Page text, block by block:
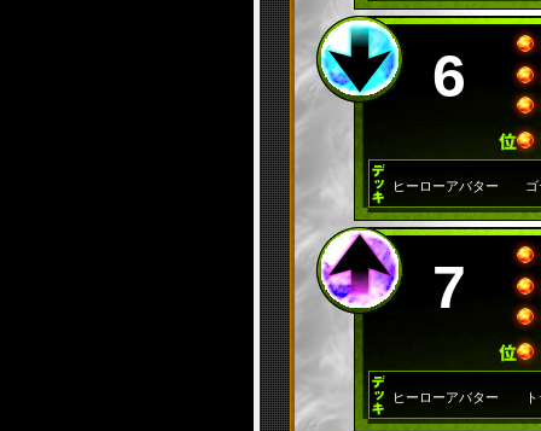
6
ヒーローアバター
7
ヒーローアバター